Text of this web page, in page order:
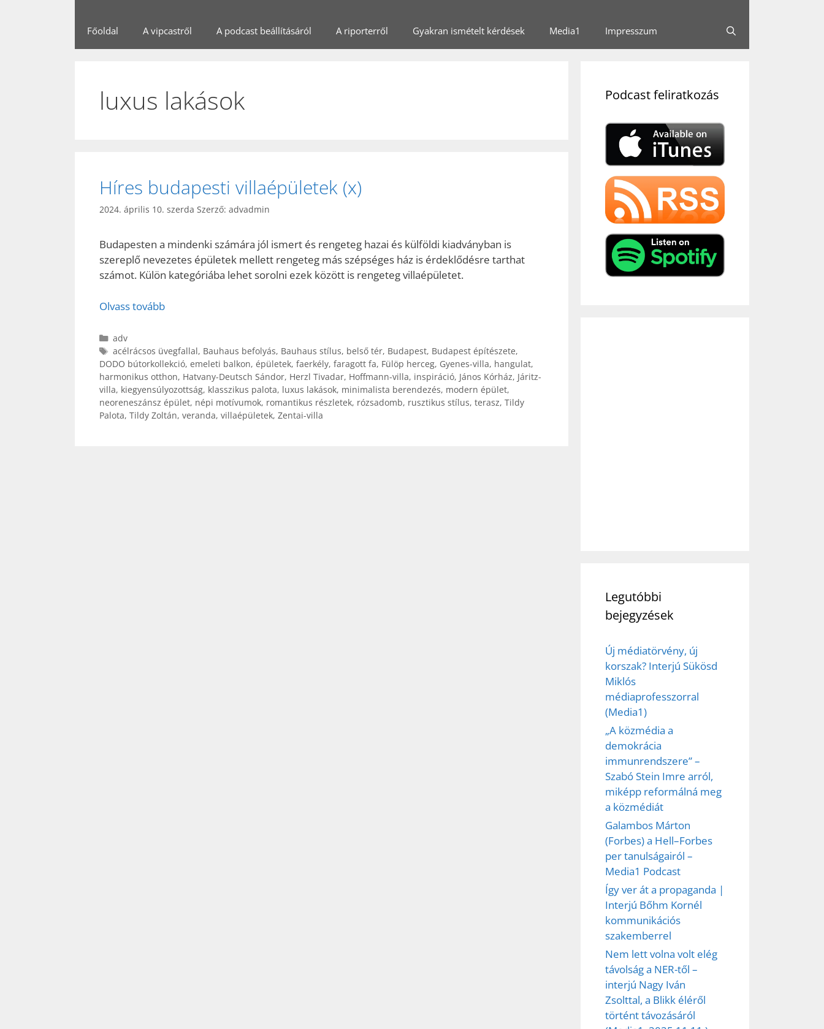
Főoldal A vipcastről A podcast beállításáról A riporterről Gyakran ismételt kérdések Media1 Impresszum
luxus lakások
Híres budapesti villaépületek (x)
2024. április 10. szerda Szerző: advadmin
Budapesten a mindenki számára jól ismert és rengeteg hazai és külföldi kiadványban is
szereplő nevezetes épületek mellett rengeteg más szépséges ház is érdeklődésre tarthat
számot. Külön kategóriába lehet sorolni ezek között is rengeteg villaépületet.
Olvass tovább
Kategória
adv
Címkék
acélrácsos üvegfallal, Bauhaus befolyás, Bauhaus stílus, belső tér, Budapest, Budapest építészete,
DODO bútorkollekció, emeleti balkon, épületek, faerkély, faragott fa, Fülöp herceg, Gyenes-villa, hangulat,
harmonikus otthon, Hatvany-Deutsch Sándor, Herzl Tivadar, Hoffmann-villa, inspiráció, János Kórház, Járitz-
villa, kiegyensúlyozottság, klasszikus palota, luxus lakások, minimalista berendezés, modern épület,
neoreneszánsz épület, népi motívumok, romantikus részletek, rózsadomb, rusztikus stílus, terasz, Tildy
Palota, Tildy Zoltán, veranda, villaépületek, Zentai-villa
Podcast feliratkozás
Legutóbbi
bejegyzések
Új médiatörvény, új
korszak? Interjú Sükösd
Miklós
médiaprofesszorral
(Media1)
„A közmédia a
demokrácia
immunrendszere” –
Szabó Stein Imre arról,
miképp reformálná meg
a közmédiát
Galambos Márton
(Forbes) a Hell–Forbes
per tanulságairól –
Media1 Podcast
Így ver át a propaganda |
Interjú Bőhm Kornél
kommunikációs
szakemberrel
Nem lett volna volt elég
távolság a NER-től –
interjú Nagy Iván
Zsolttal, a Blikk éléről
történt távozásáról